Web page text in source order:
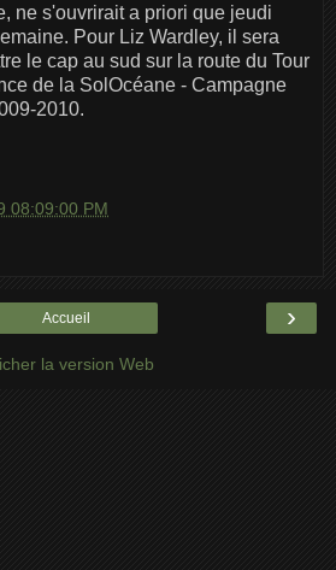
ne s'ouvrirait a priori que jeudi
Pour Liz Wardley, il sera
le cap au sud sur la route du Tour
de la SolOcéane - Campagne
2010.
08:09:00 PM
›
Accueil
la version Web